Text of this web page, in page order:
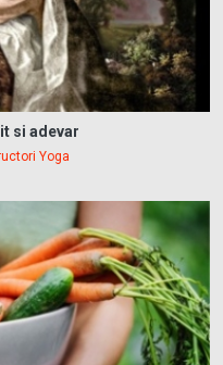
si adevar
Yoga